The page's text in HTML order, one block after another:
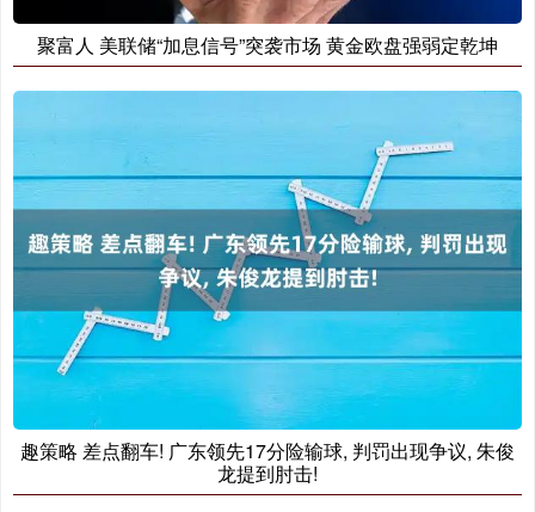
聚富人 美联储“加息信号”突袭市场 黄金欧盘强弱定乾坤
趣策略 差点翻车! 广东领先17分险输球, 判罚出现争议, 朱俊
龙提到肘击!